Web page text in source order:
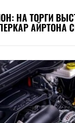
НА ТОРГИ
АЙРТОНА